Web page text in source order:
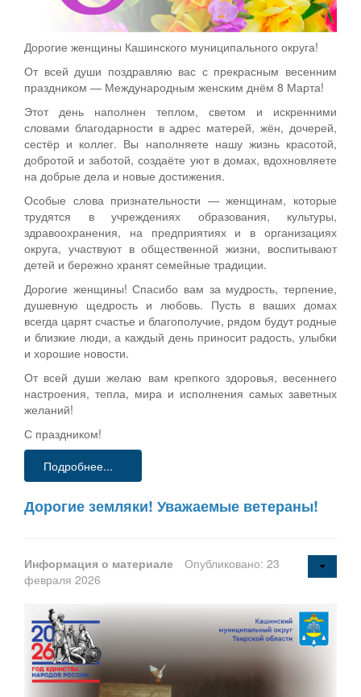
Дорогие женщины Кашинского муниципального округа!
От всей души поздравляю вас с прекрасным весенним
праздником — Международным женским днём 8 Марта!
Этот день наполнен теплом, светом и искренними
словами благодарности в адрес матерей, жён, дочерей,
сестёр и коллег. Вы наполняете нашу жизнь красотой,
добротой и заботой, создаёте уют в домах, вдохновляете
на добрые дела и новые достижения.
Особые слова признательности — женщинам, которые
трудятся в учреждениях образования, культуры,
здравоохранения, на предприятиях и в организациях
округа, участвуют в общественной жизни, воспитывают
детей и бережно хранят семейные традиции.
Дорогие женщины! Спасибо вам за мудрость, терпение,
душевную щедрость и любовь. Пусть в ваших домах
всегда царят счастье и благополучие, рядом будут родные
и близкие люди, а каждый день приносит радость, улыбки
и хорошие новости.
От всей души желаю вам крепкого здоровья, весеннего
настроения, тепла, мира и исполнения самых заветных
желаний!
С праздником!
Подробнее...
Дорогие земляки! Уважаемые ветераны!
Информация о материале
Опубликовано: 23
февраля 2026